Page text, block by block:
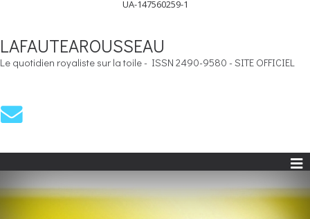
UA-147560259-1
LAFAUTEAROUSSEAU
Le quotidien royaliste sur la toile - ISSN 2490-9580 - SITE OFFICIEL